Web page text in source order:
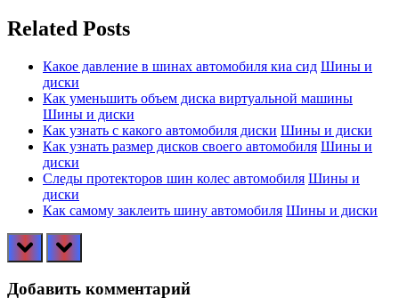
записям
Related Posts
Какое давление в шинах автомобиля киа сид Шины и
диски
Как уменьшить объем диска виртуальной машины
Шины и диски
Как узнать с какого автомобиля диски Шины и диски
Как узнать размер дисков своего автомобиля Шины и
диски
Следы протекторов шин колес автомобиля Шины и
диски
Как самому заклеить шину автомобиля Шины и диски
prev next
Добавить комментарий